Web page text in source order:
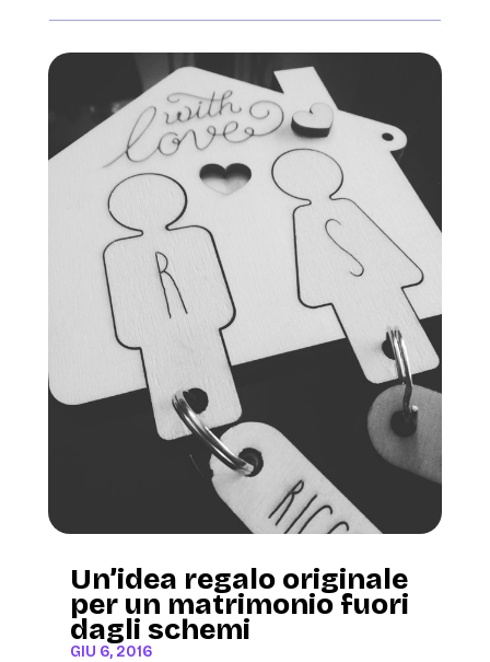
Un’idea regalo originale
per un matrimonio fuori
dagli schemi
GIU 6, 2016